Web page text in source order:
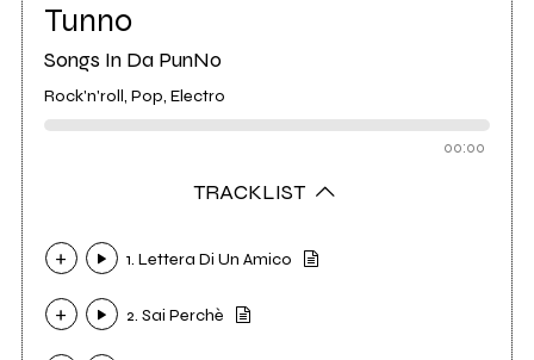
Tunno
Songs In Da PunNo
Rock'n'roll, Pop, Electro
00:00
TRACKLIST
1. Lettera Di Un Amico
2. Sai Perchè